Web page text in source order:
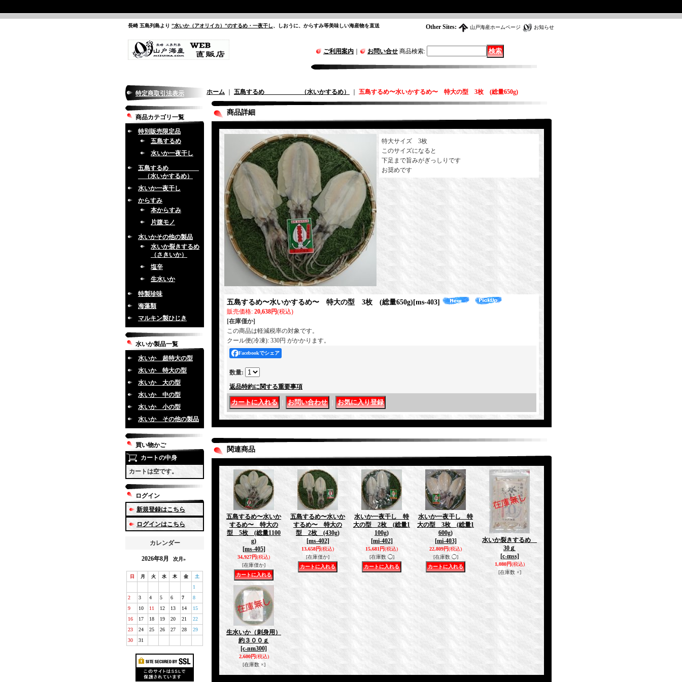
Other Sites: 山戸海産ホームページ お知らせ
長崎 五島列島より ”水いか（アオリイカ）”のするめ・一夜干し、しおうに、からすみ等美味しい海産物を直送
ご利用案内 お問い合せ 商品検索:
特定商取引法表示
商品カテゴリ一覧
特別販売限定品
五島するめ
水いか一夜干し
五島するめ
（水いかするめ）
水いか一夜干し
からすみ
本からすみ
片腹モノ
水いかその他の製品
水いか裂きするめ
（さきいか）
塩辛
生水いか
特製珍味
海藻類
マルキン製ひじき
水いか製品一覧
水いか 超特大の型
水いか 特大の型
水いか 大の型
水いか 中の型
水いか 小の型
水いか その他の製品
買い物かご
カートの中身
カートは空です。
ログイン
新規登録はこちら
ログインはこちら
カレンダー
2026年8月 次月»
日 月 火 水 木 金 土
1
2
3 4 5 6 7
8
9
10 11 12 13 14
15
16
17 18 19 20 21
22
23
24 25 26 27 28
29
30
31
ホーム 五島するめ （水いかするめ） 五島するめ〜水いかするめ〜 特大の型 3枚 (総量650g)
商品詳細
特大サイズ 3枚
このサイズになると
下足まで旨みがぎっしりです
お奨めです
五島するめ〜水いかするめ〜 特大の型 3枚 (総量650g) [ms-403]
販売価格: 20,638円(税込)
[在庫僅か]
この商品は軽減税率の対象です。
クール便(冷凍): 330円 がかかります。
Facebookでシェア
数量:
返品特約に関する重要事項
関連商品
五島するめ〜水いか
するめ〜 特大の
型 5枚 (総量1100
g)
[ms-405]
34,927円(税込)
[在庫僅か]
五島するめ〜水いか
するめ〜 特大の
型 2枚 (430g)
[ms-402]
13,658円(税込)
[在庫僅か]
水いか一夜干し 特
大の型 2枚 (総量1
100g)
[mi-402]
15,681円(税込)
[在庫数 ◯]
水いか一夜干し 特
大の型 3枚 (総量1
600g)
[mi-403]
22,809円(税込)
[在庫数 ◯]
水いか裂きするめ
30ｇ
[c-mss]
1,080円(税込)
[在庫数 ×]
生水いか（刺身用）
約３００ｇ
[c-nm300]
2,600円(税込)
[在庫数 ×]